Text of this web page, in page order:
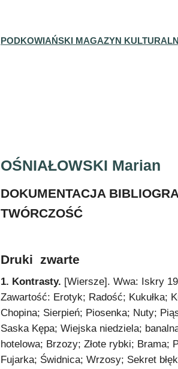
PODKOWIAŃSKI MAGAZYN
OŚNIAŁOWSKI Marian
DOKUMENTACJA
TWÓRCZOŚĆ
Druki zwarte
1. Kontrasty. [Wiersze]. Wwa: Iskry
Zawartość: Erotyk; Radość; Kukułka;
Chopina; Sierpień; Piosenka; Nuty;
Saska Kępa; Wiejska niedziela;
hotelowa; Brzozy; Złote rybki; Brama;
Fujarka; Świdnica; Wrzosy; Sekret